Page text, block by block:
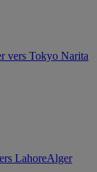
vers Tokyo Narita
LahoreAlger